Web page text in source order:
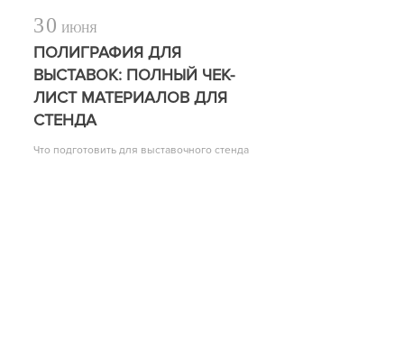
30 ИЮНЯ
ПОЛИГРАФИЯ ДЛЯ
ВЫСТАВОК: ПОЛНЫЙ ЧЕК-
ЛИСТ МАТЕРИАЛОВ ДЛЯ
СТЕНДА
Что подготовить для выставочного стенда